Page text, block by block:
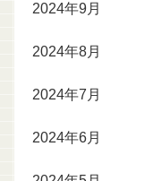
2024年9月
2024年8月
2024年7月
2024年6月